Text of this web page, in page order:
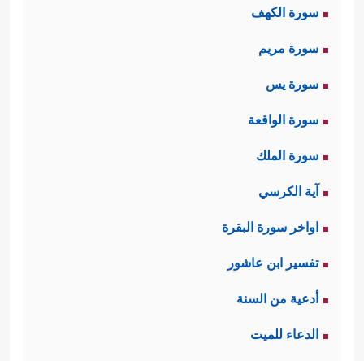
سورة الكهف
سورة مريم
سورة يس
سورة الواقعة
سورة الملك
آية الكرسي
اواخر سورة البقرة
تفسير ابن عاشور
أدعية من السنة
الدعاء للميت